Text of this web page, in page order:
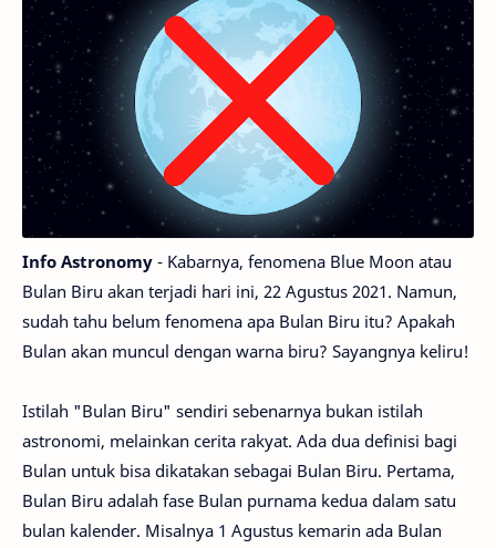
Info Astronomy - Kabarnya, fenomena Blue Moon atau
Bulan Biru akan terjadi hari ini, 22 Agustus 2021. Namun,
sudah tahu belum fenomena apa Bulan Biru itu? Apakah
Bulan akan muncul dengan warna biru? Sayangnya keliru!
Istilah "Bulan Biru" sendiri sebenarnya bukan istilah
astronomi, melainkan cerita rakyat. Ada dua definisi bagi
Bulan untuk bisa dikatakan sebagai Bulan Biru. Pertama,
Bulan Biru adalah fase Bulan purnama kedua dalam satu
bulan kalender. Misalnya 1 Agustus kemarin ada Bulan